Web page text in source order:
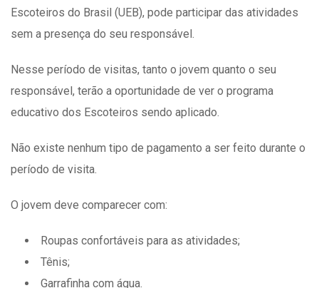
Escoteiros do Brasil (UEB), pode participar das atividades
sem a presença do seu responsável.
Nesse período de visitas, tanto o jovem quanto o seu
responsável, terão a oportunidade de ver o programa
educativo dos Escoteiros sendo aplicado.
Não existe nenhum tipo de pagamento a ser feito durante o
período de visita.
O jovem deve comparecer com:
Roupas confortáveis para as atividades;
Tênis;
Garrafinha com água.